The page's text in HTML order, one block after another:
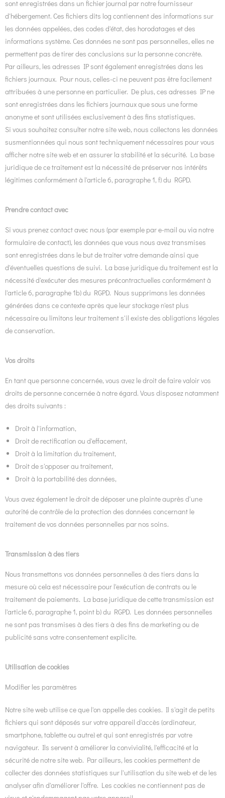
sont enregistrées dans un fichier journal par notre fournisseur
d'hébergement. Ces fichiers dits log contiennent des informations sur
les données appelées, des codes d'état, des horodatages et des
informations système. Ces données ne sont pas personnelles, elles ne
permettent pas de tirer des conclusions sur la personne concrète.
Par ailleurs, les adresses IP sont également enregistrées dans les
fichiers journaux. Pour nous, celles-ci ne peuvent pas être facilement
attribuées à une personne en particulier. De plus, ces adresses IP ne
sont enregistrées dans les fichiers journaux que sous une forme
anonyme et sont utilisées exclusivement à des fins statistiques.
Si vous souhaitez consulter notre site web, nous collectons les données
susmentionnées qui nous sont techniquement nécessaires pour vous
afficher notre site web et en assurer la stabilité et la sécurité. La base
juridique de ce traitement est la nécessité de préserver nos intérêts
légitimes conformément à l'article 6, paragraphe 1, f) du RGPD.
Prendre contact avec
Si vous prenez contact avec nous (par exemple par e-mail ou via notre
formulaire de contact), les données que vous nous avez transmises
sont enregistrées dans le but de traiter votre demande ainsi que
d'éventuelles questions de suivi. La base juridique du traitement est la
nécessité d'exécuter des mesures précontractuelles conformément à
l'article 6, paragraphe 1b) du RGPD. Nous supprimons les données
générées dans ce contexte après que leur stockage n'est plus
nécessaire ou limitons leur traitement s'il existe des obligations légales
de conservation.
Vos droits
En tant que personne concernée, vous avez le droit de faire valoir vos
droits de personne concernée à notre égard. Vous disposez notamment
des droits suivants :
Droit à l'information,
Droit de rectification ou d'effacement,
Droit à la limitation du traitement,
Droit de s'opposer au traitement,
Droit à la portabilité des données,
Vous avez également le droit de déposer une plainte auprès d'une
autorité de contrôle de la protection des données concernant le
traitement de vos données personnelles par nos soins.
Transmission à des tiers
Nous transmettons vos données personnelles à des tiers dans la
mesure où cela est nécessaire pour l'exécution de contrats ou le
traitement de paiements. La base juridique de cette transmission est
l'article 6, paragraphe 1, point b) du RGPD. Les données personnelles
ne sont pas transmises à des tiers à des fins de marketing ou de
publicité sans votre consentement explicite.
Utilisation de cookies
Modifier les paramètres
Notre site web utilise ce que l'on appelle des cookies. Il s'agit de petits
fichiers qui sont déposés sur votre appareil d'accès (ordinateur,
smartphone, tablette ou autre) et qui sont enregistrés par votre
navigateur. Ils servent à améliorer la convivialité, l'efficacité et la
sécurité de notre site web. Par ailleurs, les cookies permettent de
collecter des données statistiques sur l'utilisation du site web et de les
analyser afin d'améliorer l'offre. Les cookies ne contiennent pas de